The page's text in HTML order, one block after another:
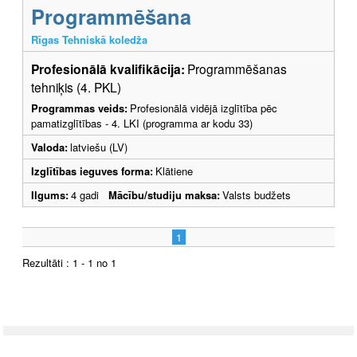
Programmēšana
Rīgas Tehniskā koledža
Profesionālā kvalifikācija: Programmēšanas
tehniķis (4. PKL)
Programmas veids: Profesionālā vidējā izglītība pēc
pamatizglītības - 4. LKI (programma ar kodu 33)
Valoda:latviešu (LV)
Izglītības ieguves forma: Klātiene
Ilgums:4 gadi Mācību/studiju maksa:Valsts budžets
1
Rezultāti : 1 - 1 no 1